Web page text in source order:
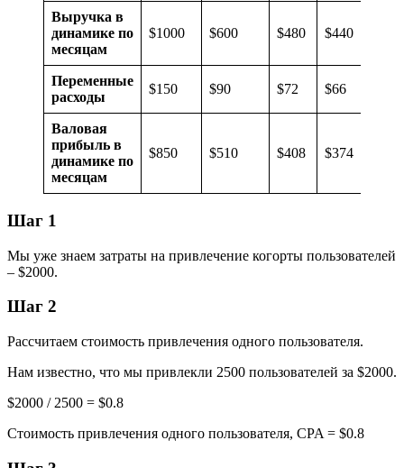
Выручка в
динамике по
месяцам
$1000 $600 $480 $440
Переменные
расходы
$150 $90 $72 $66
Валовая
прибыль в
динамике по
месяцам
$850 $510 $408 $374
Шаг 1
Мы уже знаем затраты на привлечение когорты пользователей
– $2000.
Шаг 2
Рассчитаем стоимость привлечения одного пользователя.
Нам известно, что мы привлекли 2500 пользователей за $2000.
$2000 / 2500 = $0.8
Стоимость привлечения одного пользователя, CPA = $0.8